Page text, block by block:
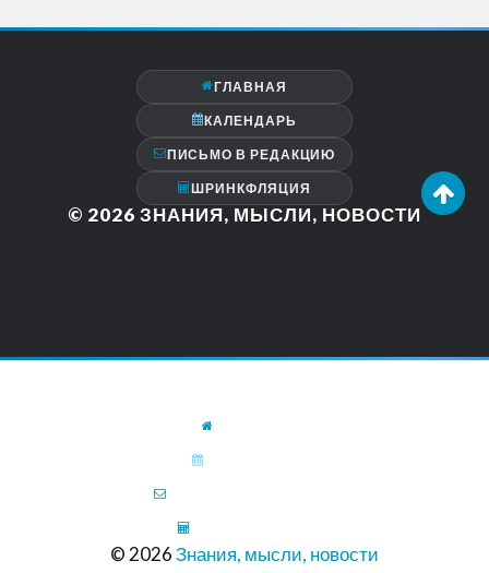
ГЛАВНАЯ
КАЛЕНДАРЬ
ПИСЬМО В РЕДАКЦИЮ
ШРИНКФЛЯЦИЯ
© 2026 ЗНАНИЯ, МЫСЛИ, НОВОСТИ
© 2026Знания, мысли, новости